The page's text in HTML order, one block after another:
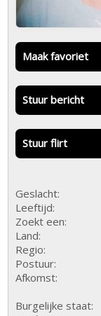
Maak favoriet
Stuur bericht
Stuur flirt
Geslacht:
Leeftijd:
Zoekt een:
Land:
Regio:
Postuur:
Afkomst:
Burgelijke staat: